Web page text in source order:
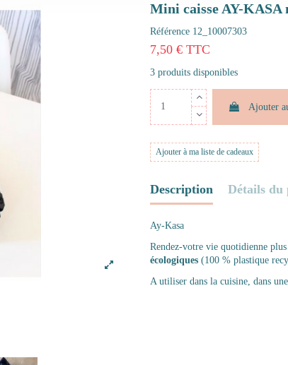
Mini caisse AY-
Référence 12_10007303
7,50 € TTC
3 produits disponibles
Ajouter
Ajouter à ma liste de cadeaux
Description Détails
Ay-Kasa
Rendez-votre vie quotidienne
écologiques (100 % plastique
A utiliser dans la cuisine, dans